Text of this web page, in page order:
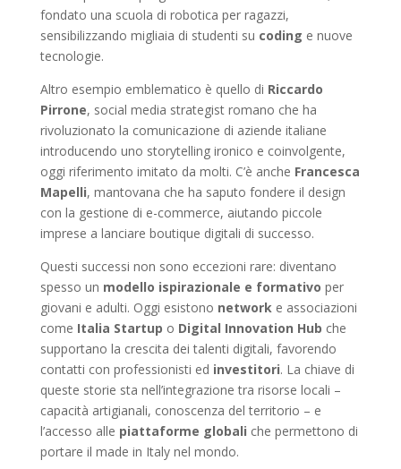
fondato una scuola di robotica per ragazzi,
sensibilizzando migliaia di studenti su coding e nuove
tecnologie.
Altro esempio emblematico è quello di Riccardo
Pirrone, social media strategist romano che ha
rivoluzionato la comunicazione di aziende italiane
introducendo uno storytelling ironico e coinvolgente,
oggi riferimento imitato da molti. C’è anche Francesca
Mapelli, mantovana che ha saputo fondere il design
con la gestione di e-commerce, aiutando piccole
imprese a lanciare boutique digitali di successo.
Questi successi non sono eccezioni rare: diventano
spesso un modello ispirazionale e formativo per
giovani e adulti. Oggi esistono networke associazioni
come Italia Startup o Digital Innovation Hub che
supportano la crescita dei talenti digitali, favorendo
contatti con professionisti ed investitori. La chiave di
queste storie sta nell’integrazione tra risorse locali –
capacità artigianali, conoscenza del territorio – e
l’accesso alle piattaforme globali che permettono di
portare il made in Italy nel mondo.